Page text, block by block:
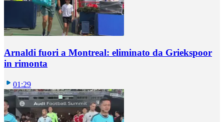
Arnaldi fuori a Montreal: eliminato da Griekspoor
in rimonta
01:29